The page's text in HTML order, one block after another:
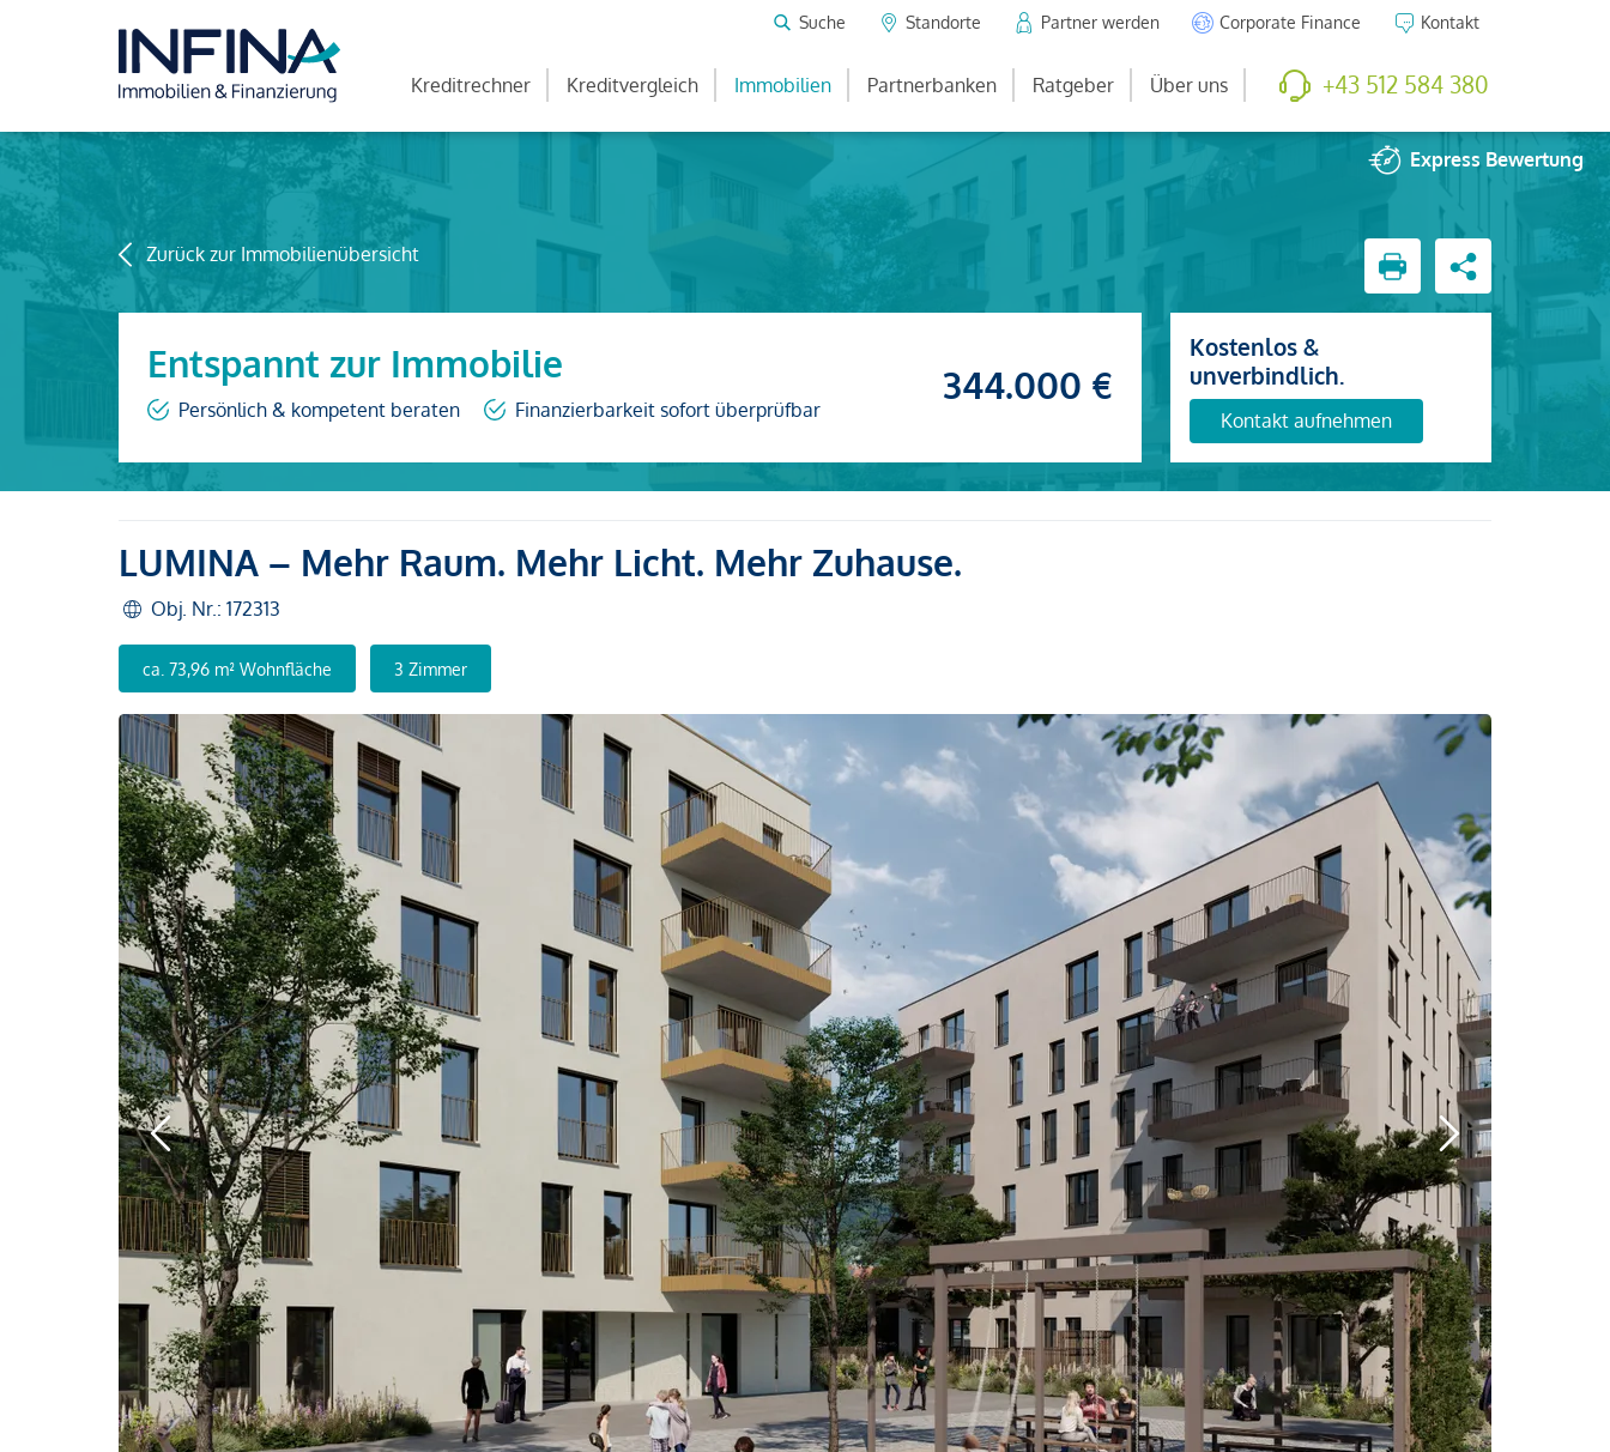
Suche Standorte Partner werden Corporate Finance Kontakt
Kreditrechner Kreditvergleich Immobilien Partnerbanken Ratgeber Über uns +43 512 584 380
Express Bewertung
Zurück zur Immobilienübersicht
Entspannt zur Immobilie
Persönlich & kompetent beraten Finanzierbarkeit sofort überprüfbar
344.000 €
Kostenlos &
unverbindlich.
Kontakt aufnehmen
LUMINA – Mehr Raum. Mehr Licht. Mehr Zuhause.
Obj. Nr.: 172313
ca. 73,96 m² Wohnfläche 3 Zimmer